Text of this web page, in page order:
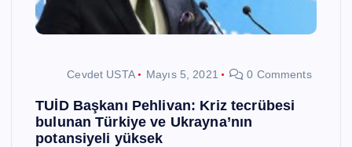
Cevdet USTA Mayıs 5, 2021 0 Comments
TUİD Başkanı Pehlivan: Kriz tecrübesi
bulunan Türkiye ve Ukrayna’nın
potansiyeli yüksek